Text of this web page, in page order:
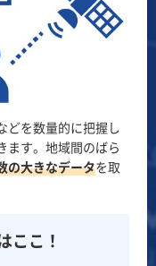
どを数量的に把握し
ます。地域間のばら
の大きなデータを取
ここ！